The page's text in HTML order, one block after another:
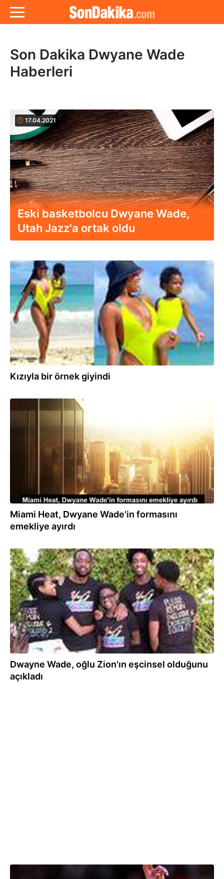
Son Dakika Dwyane Wade
Haberleri
17.04.2021
Eski basketbolcu Dwyane Wade,
Utah Jazz'a ortak oldu
30.12.2020
Kızıyla bir örnek giyindi
23.02.2020
Miami Heat, Dwyane Wade'in formasını
emekliye ayırdı
12.02.2020
Dwayne Wade, oğlu Zion'ın eşcinsel olduğunu
açıkladı